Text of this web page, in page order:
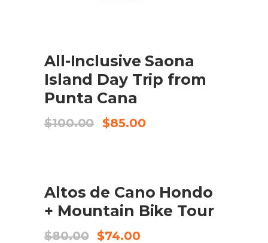
BOOK HERE
All-Inclusive Saona
Island Day Trip from
Punta Cana
$100.00
El
$85.00El
AFEGEIX A LA CISTELLA
Altos de Cano Hondo
+ Mountain Bike Tour
$80.00
El
$74.00El